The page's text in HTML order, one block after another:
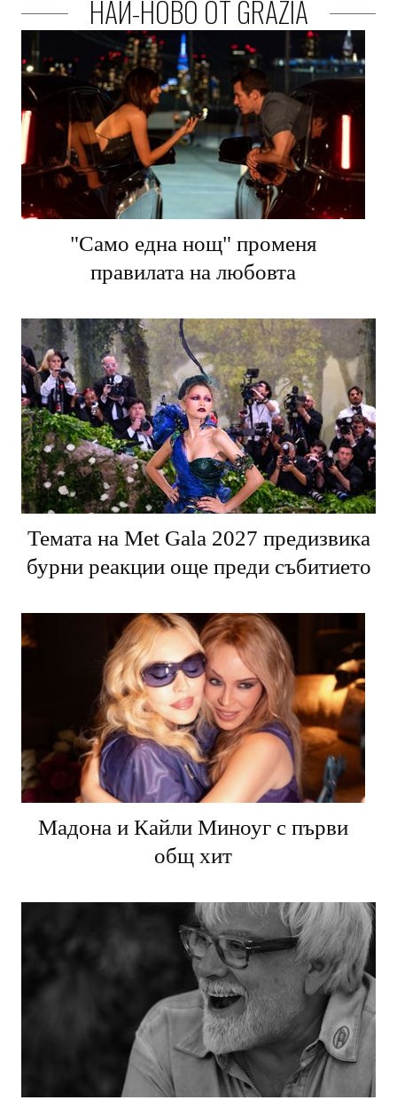
НАЙ-НОВО ОТ GRAZIA
"Само една нощ" променя
правилата на любовта
Темата на Met Gala 2027 предизвика
бурни реакции още преди събитието
Мадона и Кайли Миноуг с първи
общ хит